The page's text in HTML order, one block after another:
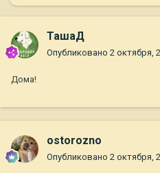
ТашаД
Опубликовано 2 октября,
Дома!
ostorozno
Опубликовано 2 октября,